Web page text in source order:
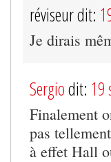
réviseur dit:
Je dirais
Sergiodit: 19
Finalement
pas
à effet Hall